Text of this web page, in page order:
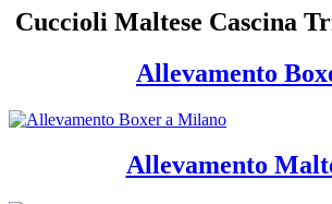
Cuccioli Maltese Cascina
Allevamento
Allevamento